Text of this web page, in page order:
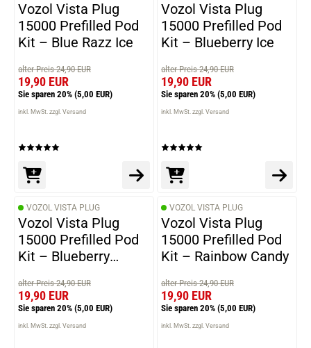
Vozol Vista Plug
15000 Prefilled Pod
Kit – Blue Razz Ice
alter Preis 24,90 EUR
19,90 EUR
Sie sparen 20% (5,00 EUR)
inkl. MwSt. zzgl. Versand
Vozol Vista Plug
15000 Prefilled Pod
Kit – Blueberry Ice
alter Preis 24,90 EUR
19,90 EUR
Sie sparen 20% (5,00 EUR)
inkl. MwSt. zzgl. Versand
VOZOL VISTA PLUG
Vozol Vista Plug
15000 Prefilled Pod
Kit – Blueberry
alter Preis 24,90 EUR
19,90 EUR
Sie sparen 20% (5,00 EUR)
inkl. MwSt. zzgl. Versand
VOZOL VISTA PLUG
Vozol Vista Plug
15000 Prefilled Pod
Kit – Rainbow Candy
alter Preis 24,90 EUR
19,90 EUR
Sie sparen 20% (5,00 EUR)
inkl. MwSt. zzgl. Versand